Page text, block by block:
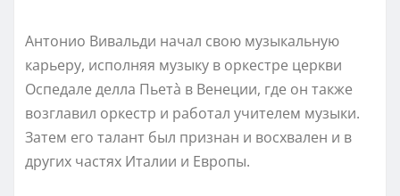
Антонио Вивальди начал свою музыкальную
карьеру, исполняя музыку в оркестре церкви
Оспедале делла Пьетà в Венеции, где он также
возглавил оркестр и работал учителем музыки.
Затем его талант был признан и восхвален и в
других частях Италии и Европы.